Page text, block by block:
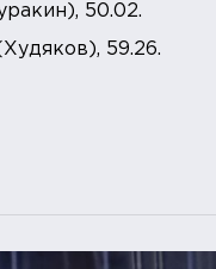
50.02.
59.26.